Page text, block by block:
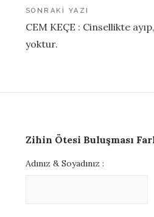
SONRAKI YAZI
CEM KEÇE : Cinsellikte
yoktur.
Zihin Ötesi Buluşması
Adınız & Soyadınız :